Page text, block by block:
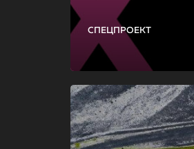
СПЕЦПРОЕКТ